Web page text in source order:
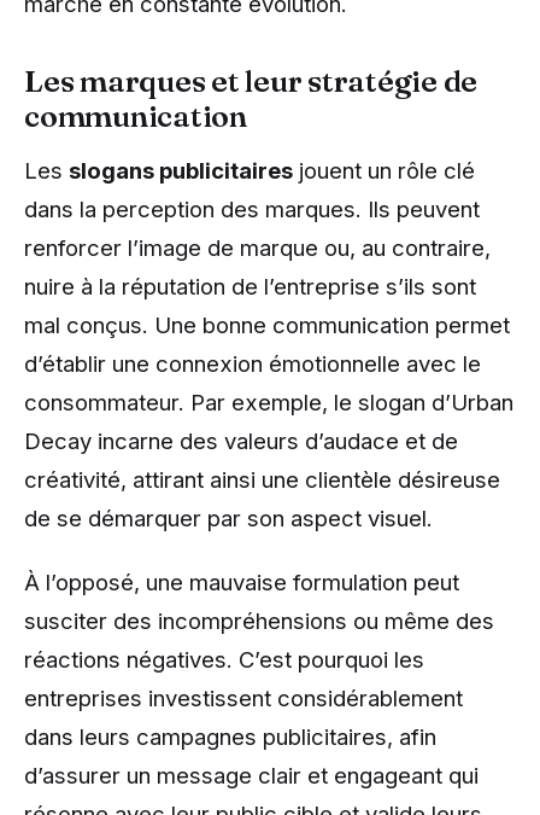
Les marques et leur stratégie de
communication
Les slogans publicitaires jouent un rôle clé
dans la perception des marques. Ils peuvent
renforcer l’image de marque ou, au contraire,
nuire à la réputation de l’entreprise s’ils sont
mal conçus. Une bonne communication permet
d’établir une connexion émotionnelle avec le
consommateur. Par exemple, le slogan d’Urban
Decay incarne des valeurs d’audace et de
créativité, attirant ainsi une clientèle désireuse
de se démarquer par son aspect visuel.
À l’opposé, une mauvaise formulation peut
susciter des incompréhensions ou même des
réactions négatives. C’est pourquoi les
entreprises investissent considérablement
dans leurs campagnes publicitaires, afin
d’assurer un message clair et engageant qui